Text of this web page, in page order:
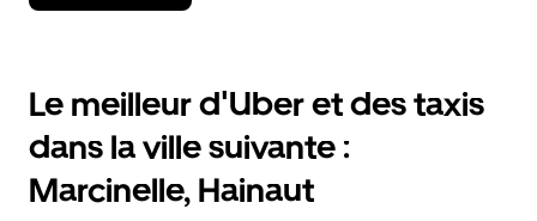
la
bas
pour
ouvrir
le
calendrier
et
Le meilleur d'Uber et des taxis
dans la ville suivante :
Marcinelle, Hainaut